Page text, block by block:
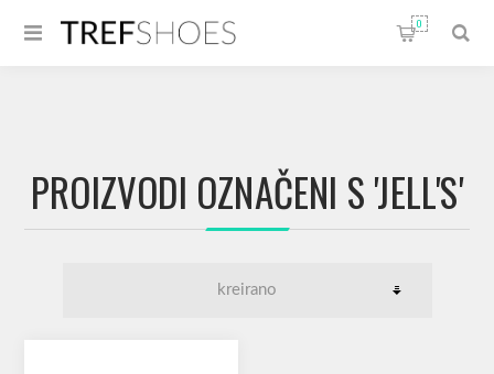
0
PROIZVODI OZNAČENI S 'JELL'S'